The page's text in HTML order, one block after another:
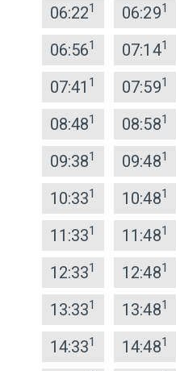
06:221 06:291
06:561 07:141
07:41 1 07:591
08:481 08:581
09:381 09:481
10:331 10:481
11:331 11:481
12:331 12:481
13:331 13:481
14:331 14:481